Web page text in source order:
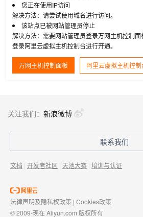
您正在使用IP访问
解决方法：请尝试使用域名进行访问。
该站点已被网站管理员停止
解决方法：需要网站管理员登录万网主机控制
登录阿里云虚拟主机控制台进行开通。
万网主机控制面板 阿里云虚拟主机控制